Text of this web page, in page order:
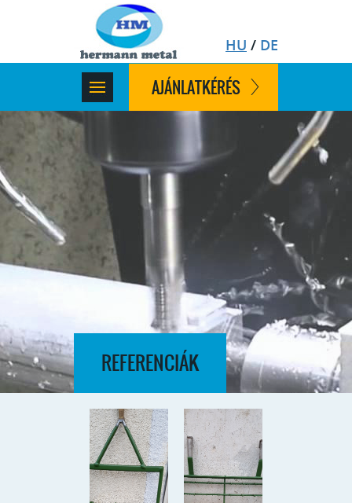
HU / DE
AJÁNLATKÉRÉS
REFERENCIÁK